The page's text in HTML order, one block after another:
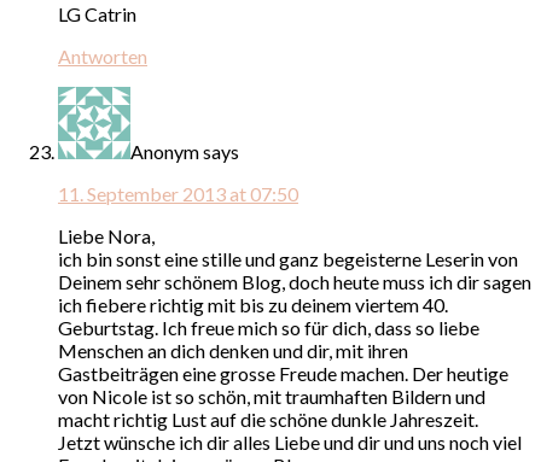
LG Catrin
Antworten
Anonymsays
11. September 2013 at 07:50
Liebe Nora,
ich bin sonst eine stille und ganz begeisterne Leserin von
Deinem sehr schönem Blog, doch heute muss ich dir sagen
ich fiebere richtig mit bis zu deinem viertem 40.
Geburtstag. Ich freue mich so für dich, dass so liebe
Menschen an dich denken und dir, mit ihren
Gastbeiträgen eine grosse Freude machen. Der heutige
von Nicole ist so schön, mit traumhaften Bildern und
macht richtig Lust auf die schöne dunkle Jahreszeit.
Jetzt wünsche ich dir alles Liebe und dir und uns noch viel